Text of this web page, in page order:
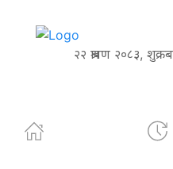
२२ श्रावण २०८३,